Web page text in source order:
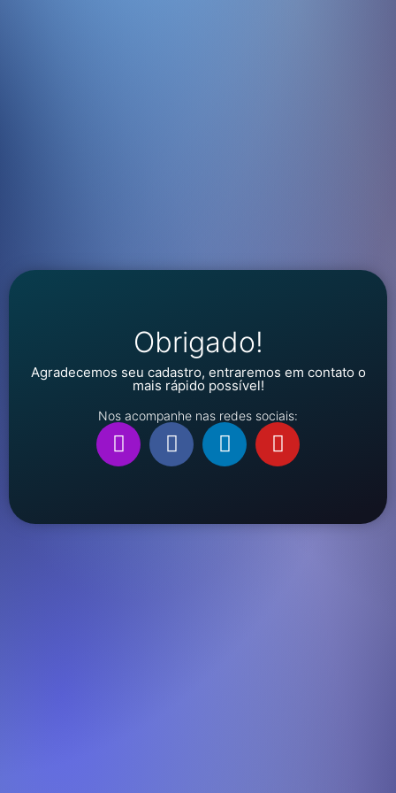
Obrigado!
Agradecemos seu cadastro, entraremos em contato o
mais rápido possível!
Nos acompanhe nas redes sociais: